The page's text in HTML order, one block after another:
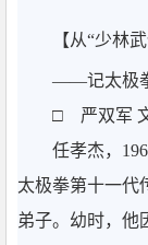
【从“少林
——记太极
□ 严双军
任孝杰，
太极拳第十一代
弟子。幼时，他